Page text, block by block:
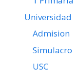
Universidad
Admision
Simulacro
USC